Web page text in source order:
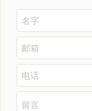
名字
邮箱
电话
留言